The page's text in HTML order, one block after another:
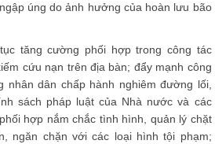
úng do ảnh hưởng của hoàn lưu bão
tăng cường phối hợp trong công tác
cứu nạn trên địa bàn; đẩy mạnh công
nhân dân chấp hành nghiêm đường lối,
sách pháp luật của Nhà nước và các
hợp nắm chắc tình hình, quản lý chặt
ngăn chặn với các loại hình tội phạm;